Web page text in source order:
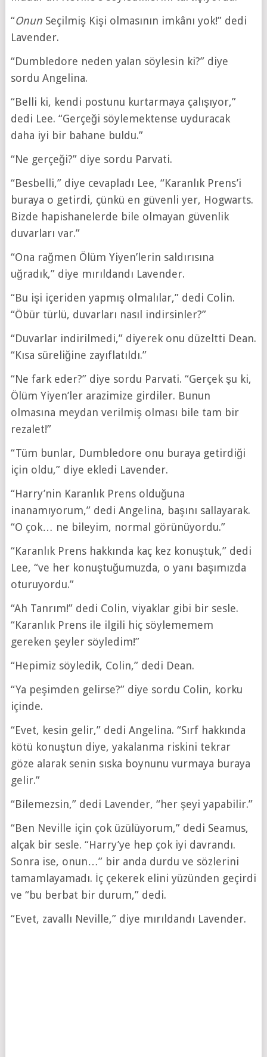
“OnunSeçilmiş Kişi olmasının imkânı yok!” dedi
Lavender.
“Dumbledore neden yalan söylesin ki?” diye
sordu Angelina.
“Belli ki, kendi postunu kurtarmaya çalışıyor,”
dedi Lee. “Gerçeği söylemektense uyduracak
daha iyi bir bahane buldu.”
“Ne gerçeği?” diye sordu Parvati.
“Besbelli,” diye cevapladı Lee, “Karanlık Prens’i
buraya o getirdi, çünkü en güvenli yer, Hogwarts.
Bizde hapishanelerde bile olmayan güvenlik
duvarları var.”
“Ona rağmen Ölüm Yiyen’lerin saldırısına
uğradık,” diye mırıldandı Lavender.
“Bu işi içeriden yapmış olmalılar,” dedi Colin.
“Öbür türlü, duvarları nasıl indirsinler?”
“Duvarlar indirilmedi,” diyerek onu düzeltti Dean.
“Kısa süreliğine zayıflatıldı.”
“Ne fark eder?” diye sordu Parvati. “Gerçek şu ki,
Ölüm Yiyen’ler arazimize girdiler. Bunun
olmasına meydan verilmiş olması bile tam bir
rezalet!”
“Tüm bunlar, Dumbledore onu buraya getirdiği
için oldu,” diye ekledi Lavender.
“Harry’nin Karanlık Prens olduğuna
inanamıyorum,” dedi Angelina, başını sallayarak.
“O çok… ne bileyim, normal görünüyordu.”
“Karanlık Prens hakkında kaç kez konuştuk,” dedi
Lee, “ve her konuştuğumuzda, o yanı başımızda
oturuyordu.”
“Ah Tanrım!” dedi Colin, viyaklar gibi bir sesle.
“Karanlık Prens ile ilgili hiç söylememem
gereken şeyler söyledim!”
“Hepimiz söyledik, Colin,” dedi Dean.
“Ya peşimden gelirse?” diye sordu Colin, korku
içinde.
“Evet, kesin gelir,” dedi Angelina. “Sırf hakkında
kötü konuştun diye, yakalanma riskini tekrar
göze alarak senin sıska boynunu vurmaya buraya
gelir.”
“Bilemezsin,” dedi Lavender, “her şeyi yapabilir.”
“Ben Neville için çok üzülüyorum,” dedi Seamus,
alçak bir sesle. “Harry’ye hep çok iyi davrandı.
Sonra ise, onun…” bir anda durdu ve sözlerini
tamamlayamadı. İç çekerek elini yüzünden geçirdi
ve “bu berbat bir durum,” dedi.
“Evet, zavallı Neville,” diye mırıldandı Lavender.